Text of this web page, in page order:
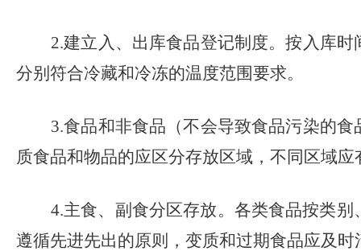
2.建立入、出库食品登记制度。按入库
分别符合冷藏和冷冻的温度范围要求。
3.食品和非食品（不会导致食品污染的
质食品和物品的应区分存放区域，不同区域应
4.主食、副食分区存放。各类食品按类
遵循先进先出的原则，变质和过期食品应及时